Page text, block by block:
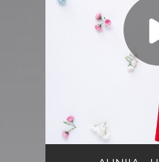
Чарівно так